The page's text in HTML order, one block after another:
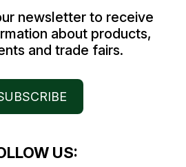
newsletter to receive
about products,
and trade fairs.
US: